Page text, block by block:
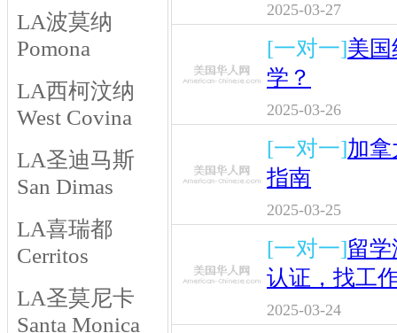
LA波莫纳
Pomona
LA西柯汶纳
West Covina
LA圣迪马斯
San Dimas
LA喜瑞都
Cerritos
LA圣莫尼卡
Santa Monica
2025-03-27
[一对一]美
学？
2025-03-26
[一对一]加
指南
2025-03-25
[一对一]留
认证，找工
2025-03-24